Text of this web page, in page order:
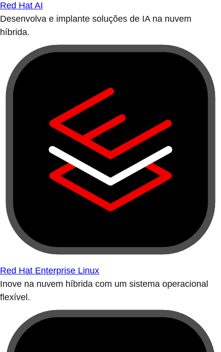
Red Hat AI
Desenvolva e implante soluções de IA na nuvem
híbrida.
Red Hat Enterprise Linux
Inove na nuvem híbrida com um sistema operacional
flexível.